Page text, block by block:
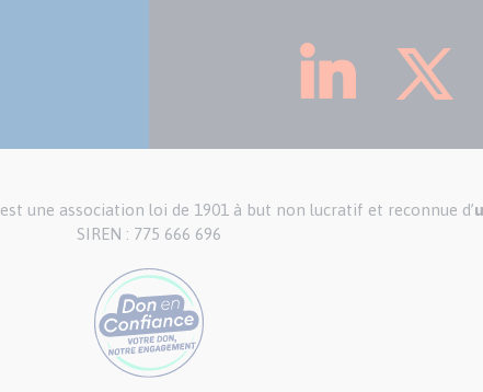
est une association loi de 1901 à but non lucratif et reconnue d’
SIREN : 775 666 696